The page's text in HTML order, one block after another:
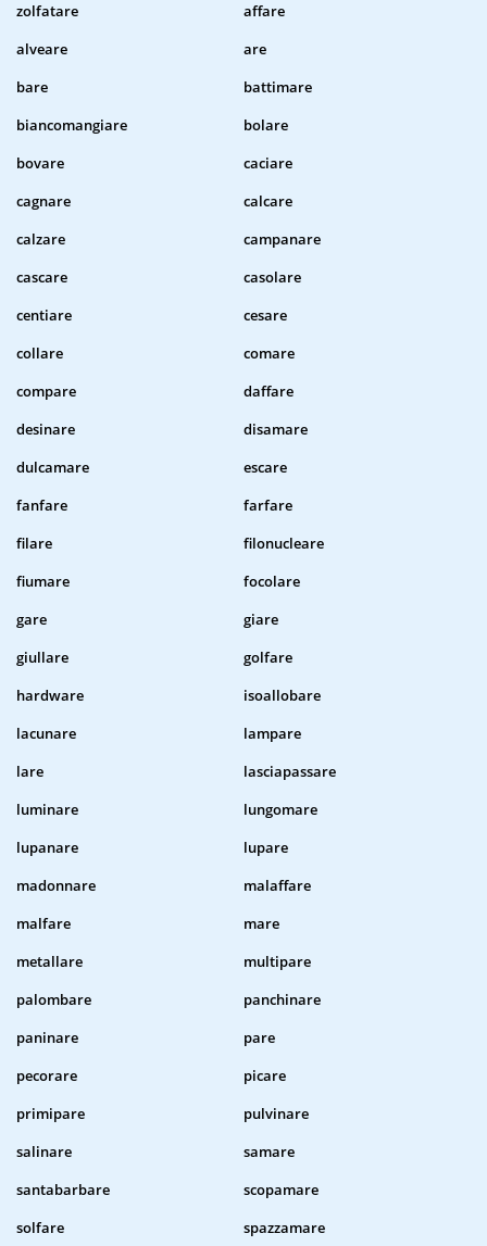
zolfatare
affare
alveare
are
bare
battimare
biancomangiare
bolare
bovare
caciare
cagnare
calcare
calzare
campanare
cascare
casolare
centiare
cesare
collare
comare
compare
daffare
desinare
disamare
dulcamare
escare
fanfare
farfare
filare
filonucleare
fiumare
focolare
gare
giare
giullare
golfare
hardware
isoallobare
lacunare
lampare
lare
lasciapassare
luminare
lungomare
lupanare
lupare
madonnare
malaffare
malfare
mare
metallare
multipare
palombare
panchinare
paninare
pare
pecorare
picare
primipare
pulvinare
salinare
samare
santabarbare
scopamare
solfare
spazzamare